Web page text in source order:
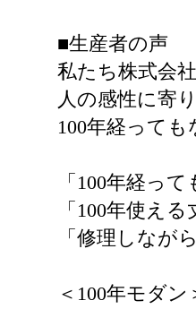
■生産者の声
私たち株式会
人の感性に寄
100年経って
「100年経っ
「100年使え
「修理しなが
＜100年モダ